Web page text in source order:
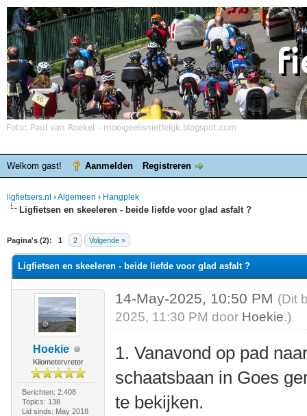
Welkom gast! Aanmelden Registreren
ligfietsers.nl ›Algemeen › Hangplek
Ligfietsen en skeeleren - beide liefde voor glad asfalt ?
Pagina's (2): 1 2 Volgende »
waardering is 0
Ligfietsen en skeeleren - beide liefde voor glad asfalt ?
Hoekie
Kilometervreter
Berichten: 2.408
Topics: 138
Lid sinds: May 2018
14-May-2025, 10:50 PM (Dit
2025, 11:30 PM door Hoekie.)
1. Vanavond op pad
schaatsbaan in Goes
te bekijken.